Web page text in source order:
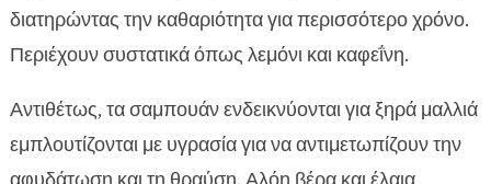
διατηρώντας την καθαριότητα για περισσότερο χρόνο.
Περιέχουν συστατικά όπως λεμόνι και καφεΐνη.
Αντιθέτως, τα σαμπουάν ενδεικνύονται για ξηρά μαλλιά
εμπλουτίζονται με υγρασία για να αντιμετωπίζουν την